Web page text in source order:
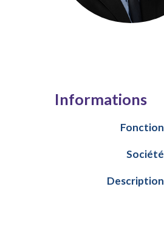
Informations
Fonction
Société
Description